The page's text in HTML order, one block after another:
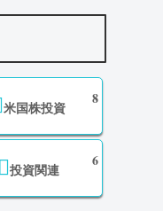
米国株投資
8
投資関連
6